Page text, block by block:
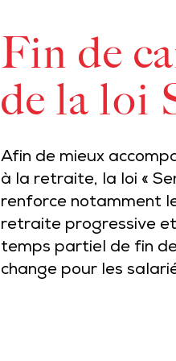
Fin de
de la loi
Afin de mieux
à la retraite, la loi «
renforce notamment
retraite progressive
temps partiel de fin
change pour les